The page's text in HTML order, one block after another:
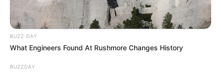
BUZZ DAY
What Engineers Found At Rushmore Changes History
BUZZDAY